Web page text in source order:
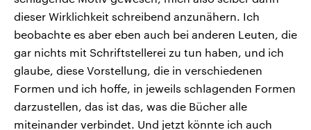
dieser Wirklichkeit schreibend anzunähern. Ich
beobachte es aber eben auch bei anderen Leuten, die
gar nichts mit Schriftstellerei zu tun haben, und ich
glaube, diese Vorstellung, die in verschiedenen
Formen und ich hoffe, in jeweils schlagenden Formen
darzustellen, das ist das, was die Bücher alle
miteinander verbindet. Und jetzt könnte ich auch